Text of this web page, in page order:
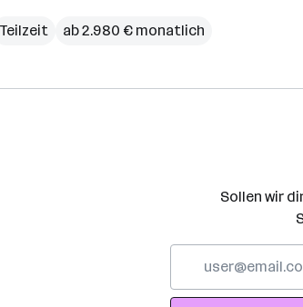
Teilzeit ab 2.980 € monatlich
Sollen wir
Adresse